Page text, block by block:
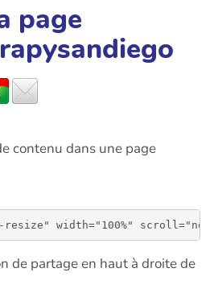
page
contenu dans une page
de partage en haut à droite de